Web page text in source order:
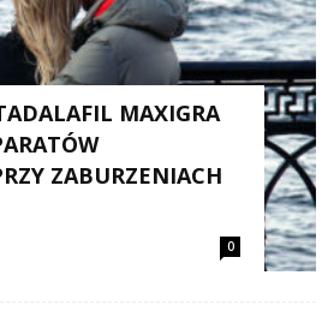
MAXIGRA
ZABURZENIACH
0